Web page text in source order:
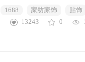
1688 家纺家饰 贴饰
13243
0